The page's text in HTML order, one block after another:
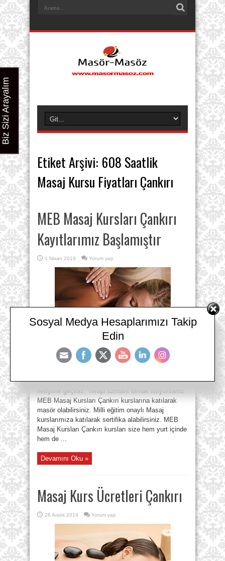
Etiket Arşivi: 608 Saatlik
Masaj Kursu Fiyatları Çankırı
MEB Masaj Kursları Çankırı
Kayıtlarımız Başlamıştır
1 Nisan 2019 Yorum yap
MEB Masaj Kursları Çankırı Kayıtlarımız
Başlamıştır. 444 33 07 – 0 (530) 304 98 98 MEB
ücretlendirme için eğitim danışmanlarımız ile
iletişime geçiniz. Terapi uzmanı olmak istiyorsanız
MEB Masaj Kursları Çankırı kurslarına katılarak
masör olabilirsiniz. Milli eğitim onaylı Masaj
kurslarımıza katılarak sertifika alabilirsiniz. MEB
Masaj Kursları Çankırı kursları size hem yurt içinde
hem de ...
Devamını Oku »
Masaj Kurs Ücretleri Çankırı
26 Aralık 2018 Yorum yap
Biz Sizi Arayalım
Sosyal Medya Hesaplarımızı Takip
Edin